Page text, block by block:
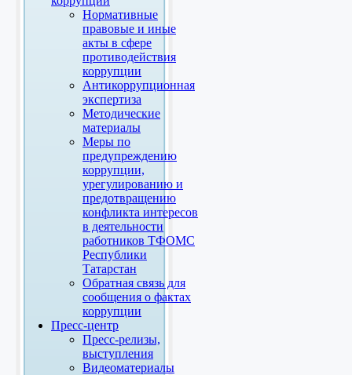
Нормативные
правовые и иные
акты в сфере
противодействия
коррупции
Антикоррупционная
экспертиза
Методические
материалы
Меры по
предупреждению
коррупции,
урегулированию и
предотвращению
конфликта интересов
в деятельности
работников ТФОМС
Республики
Татарстан
Обратная связь для
сообщения о фактах
коррупции
Пресс-центр
Пресс-релизы,
выступления
Видеоматериалы